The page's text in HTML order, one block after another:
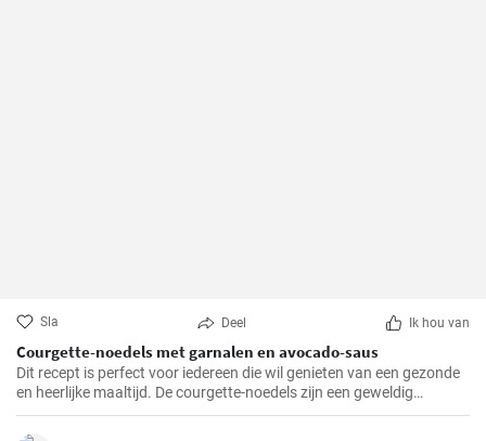
Sla Deel Ik hou van
Courgette-noedels met garnalen en avocado-saus
Dit recept is perfect voor iedereen die wil genieten van een gezonde
en heerlijke maaltijd. De courgette-noedels zijn een geweldig
alternatief voor traditionele pasta, terwijl de garnalen en de
avocado-saus een verfrissende en bevredigende smaak toevoegen.